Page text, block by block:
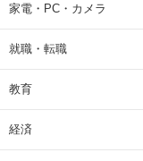
家電・PC・カメラ
就職・転職
教育
経済